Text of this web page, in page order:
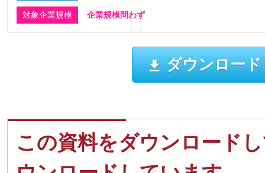
対象企業規模 企業規模問わず
ダウンロー
この資料をダウンロード